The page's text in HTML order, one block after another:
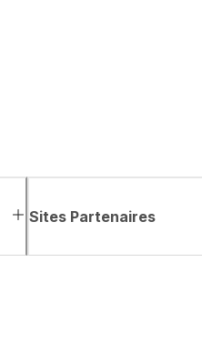
Sites Partenaires